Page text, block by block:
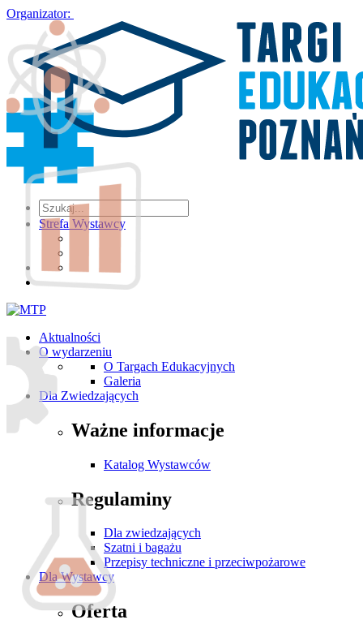
Organizator:
Strefa Wystawcy
Aktualności
O wydarzeniu
O Targach Edukacyjnych
Galeria
Dla Zwiedzających
Ważne informacje
Katalog Wystawców
Regulaminy
Dla zwiedzających
Szatni i bagażu
Przepisy techniczne i przeciwpożarowe
Dla Wystawcy
Oferta